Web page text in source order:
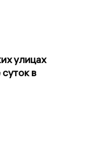
улицах
в